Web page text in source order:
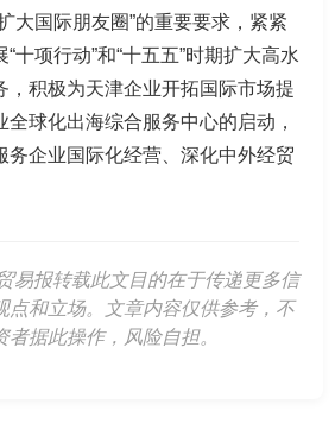
大国际朋友圈”的重要要求，紧紧
十项行动”和“十五五”时期扩大高水
，积极为天津企业开拓国际市场提
球化出海综合服务中心的启动，
务企业国际化经营、深化中外经贸
易报转载此文目的在于传递更多信
点和立场。文章内容仅供参考，不
据此操作，风险自担。